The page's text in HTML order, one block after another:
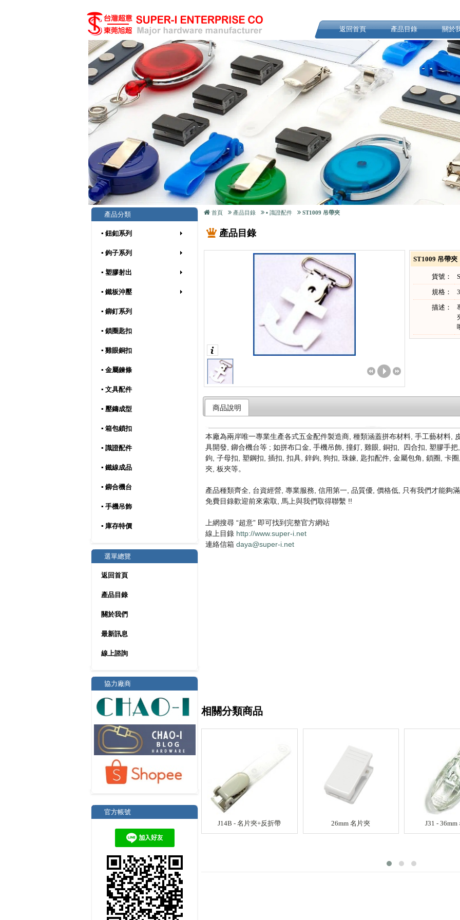
返回首頁 產品目錄 關於
產品分類
▪ 鈕釦系列
▪ 鉤子系列
▪ 塑膠射出
▪ 鐵板沖壓
▪ 鉚釘系列
▪ 鎖圈匙扣
▪ 雞眼銅扣
▪ 金屬鍊條
▪ 文具配件
▪ 壓鑄成型
▪ 箱包鎖扣
▪ 識證配件
▪ 鐵線成品
▪ 鉚合機台
▪ 手機吊飾
▪ 庫存特價
選單總覽
返回首頁
產品目錄
關於我們
最新訊息
線上諮詢
協力廠商
官方帳號
首頁 產品目錄 ▪ 識證配件 ST1009 吊帶夾
產品目錄
ST1009 吊帶夾
貨號：
規格：
描述：
商品說明
本廠為兩岸唯一專業生產各式五金配件製造商, 種類涵蓋拼布材料, 手工藝材料,
具開發, 鉚合機台等 ; 如拼布口金, 手機吊飾, 撞釘, 雞眼, 銅扣, 四合扣, 塑膠手
鉤, 子母扣, 塑鋼扣, 插扣, 扣具, 鋅鉤, 狗扣, 珠鍊, 匙扣配件, 金屬包角, 鎖圈, 卡
夾, 板夾等。
產品種類齊全, 台資經營, 專業服務, 信用第一, 品質優, 價格低, 只有我們才能夠
免費目錄歡迎前來索取, 馬上與我們取得聯繫 !!
上網搜尋 “超意” 即可找到完整官方網站
線上目錄 http://www.super-i.net
連絡信箱 daya@super-i.net
相關分類商品
J14B - 名片夾+反折帶 26mm 名片夾 J31 - 36mm